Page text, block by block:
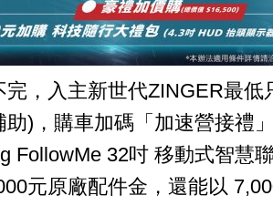
完，入主新世代ZINGER最低
助)，購車加碼「加速營接禮
FollowMe 32吋 移動式智慧
元原廠配件金，還能以